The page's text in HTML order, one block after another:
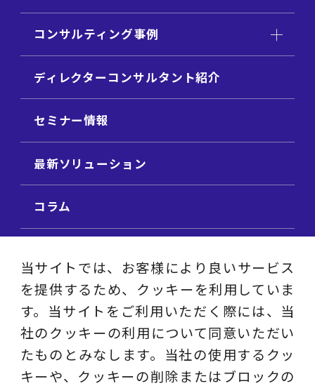
コンサルティング事例
ディレクターコンサルタント紹介
セミナー情報
最新ソリューション
コラム
ビジネステーマ解説集
動画ライブラリ
採用サイト
当サイトでは、お客様により良いサービス
を提供するため、クッキーを利用していま
す。当サイトをご利用いただく際には、当
社のクッキーの利用について同意いただい
たものとみなします。当社の使用するクッ
キーや、クッキーの削除またはブロックの